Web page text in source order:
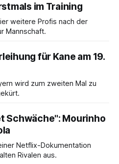
im Training
weitere Profis nach der
Mannschaft.
für Kane am 19.
wird zum zweiten Mal zu
Schwäche": Mourinho
Netflix-Dokumentation
Rivalen aus.